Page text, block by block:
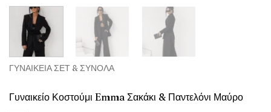
ΓΥΝΑΙΚΕΊΑ ΣΕΤ & ΣΎΝΟΛΑ
Γυναικείο Κοστούμι Emma Σακάκι & Παντελόνι Μαύρο